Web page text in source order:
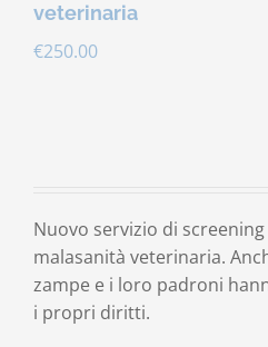
veterinaria
€250.00
Nuovo servizio di
malasanità veterinaria.
zampe e i loro padroni
i propri diritti.